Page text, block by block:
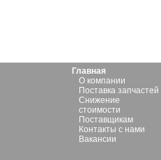
Главная
О компании
Поставка запчастей
Снижение
стоимости
Поставщикам
Контакты с нами
Вакансии